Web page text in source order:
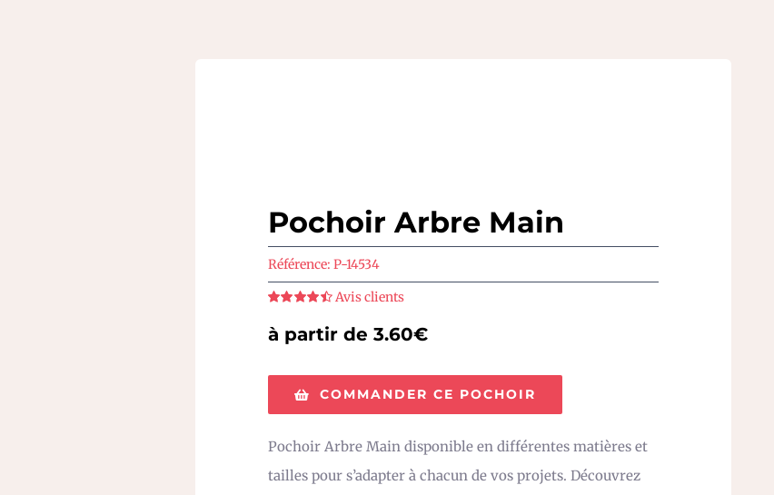
Pochoir Arbre Main
Référence: P-14534
5
Avis clients
à partir de 3.60€
COMMANDER CE POCHOIR
Pochoir Arbre Main disponible en différentes matières et
tailles pour s’adapter à chacun de vos projets. Découvrez